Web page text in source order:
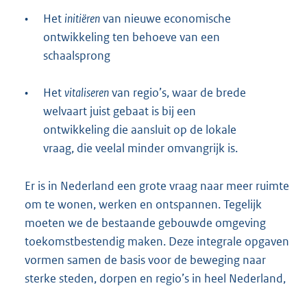
• Het initiërenvan nieuwe economische
ontwikkeling ten behoeve van een
schaalsprong
• Hetvitaliserenvan regio’s, waar de brede
welvaart juist gebaat is bij een
ontwikkeling die aansluit op de lokale
vraag, die veelal minder omvangrijk is.
Er is in Nederland een grote vraag naar meer ruimte
om te wonen, werken en ontspannen. Tegelijk
moeten we de bestaande gebouwde omgeving
toekomstbestendig maken. Deze integrale opgaven
vormen samen de basis voor de beweging naar
sterke steden, dorpen en regio’s in heel Nederland,